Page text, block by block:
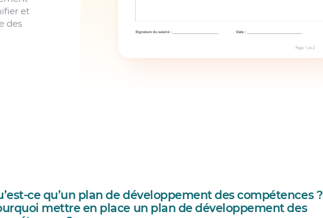
et
des
ce qu’un plan de développement des compétences ?
mettre en place un plan de développement des